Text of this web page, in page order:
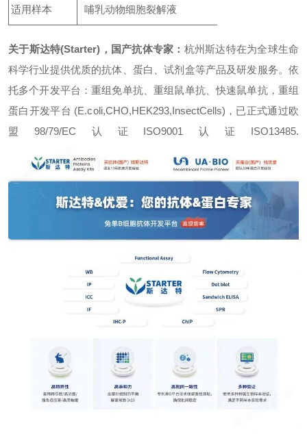
适用样本 哺乳动物细胞裂解液
关于斯达特(Starter)，国产抗体专家： 杭州斯达特在为全球生命
科学行业提供优质的抗体、蛋白、试剂盒等产品及研发服务。依
托多个开发平台：重组免单抗、重组鼠单抗、快速鼠单抗，重组
蛋白开发平台 (E.coli,CHO,HEK293,InsectCells)，已正式通过欧
盟98/79/EC认证ISO9001认证ISO13485.